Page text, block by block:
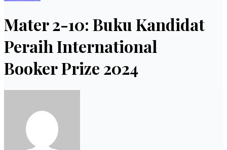
Mater 2-10: Buku Kandidat
Peraih International
Booker Prize 2024